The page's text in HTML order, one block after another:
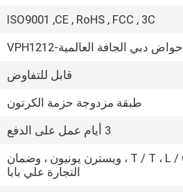
ISO9001 ,CE , RoHS , FCC , 3C
أحواض دبي الجافة العالمية-VPH1212
قابل للتفاوض
طبقة مزدوجة حزمة الكرتون
3 أيام عمل على الدفع
T / T ، L / C ، ويسترن يونيون ، وضمان
التجارة علي بابا